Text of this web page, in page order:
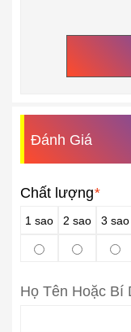
Đánh Giá
Chất lượng*
1 sao 2 sao 3 sao
Họ Tên Hoặc Bí